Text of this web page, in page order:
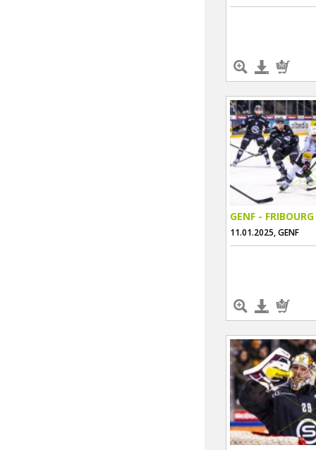
GENF - FRIBOURG
11.01.2025, GENF